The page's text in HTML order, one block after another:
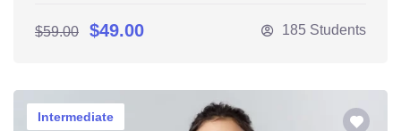
$59.00 $49.00 185 Students
Intermediate